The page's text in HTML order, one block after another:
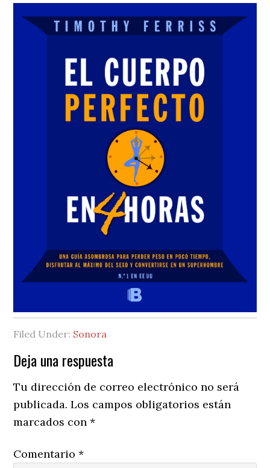
Filed Under: Sonora
Reader
Interactions
Deja una respuesta
Tu dirección de correo electrónico no será
publicada. Los campos obligatorios están
marcados con*
Comentario*